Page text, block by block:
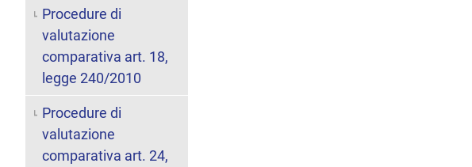
Procedure di
valutazione
comparativa art. 18,
legge 240/2010
Procedure di
valutazione
comparativa art. 24,